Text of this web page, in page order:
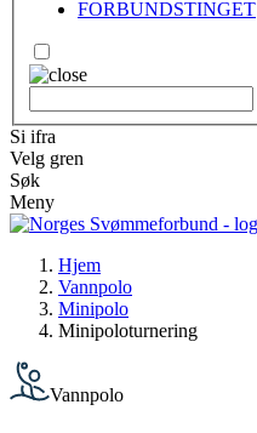
FORBUNDSTINGET
Si ifra
Velg gren
Søk
Meny
Hjem
Vannpolo
Minipolo
Minipoloturnering
Vannpolo